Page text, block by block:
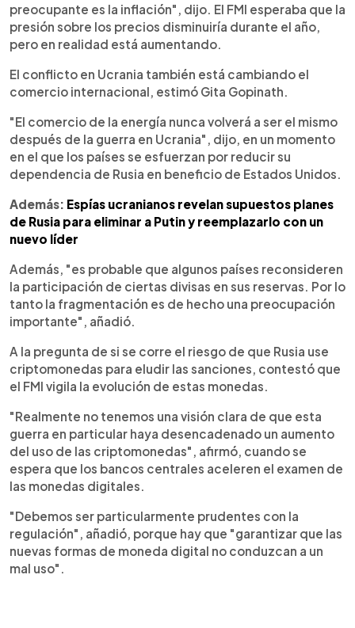
preocupante es la inflación", dijo. El FMI esperaba que la
presión sobre los precios disminuiría durante el año,
pero en realidad está aumentando.
El conflicto en Ucrania también está cambiando el
comercio internacional, estimó Gita Gopinath.
"El comercio de la energía nunca volverá a ser el mismo
después de la guerra en Ucrania", dijo, en un momento
en el que los países se esfuerzan por reducir su
dependencia de Rusia en beneficio de Estados Unidos.
Además: Espías ucranianos revelan supuestos planes
de Rusia para eliminar a Putin y reemplazarlo con un
nuevo líder
Además, "es probable que algunos países reconsideren
la participación de ciertas divisas en sus reservas. Por lo
tanto la fragmentación es de hecho una preocupación
importante", añadió.
A la pregunta de si se corre el riesgo de que Rusia use
criptomonedas para eludir las sanciones, contestó que
el FMI vigila la evolución de estas monedas.
"Realmente no tenemos una visión clara de que esta
guerra en particular haya desencadenado un aumento
del uso de las criptomonedas", afirmó, cuando se
espera que los bancos centrales aceleren el examen de
las monedas digitales.
"Debemos ser particularmente prudentes con la
regulación", añadió, porque hay que "garantizar que las
nuevas formas de moneda digital no conduzcan a un
mal uso".